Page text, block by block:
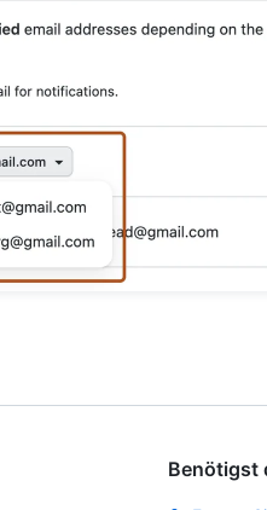
Benötigst